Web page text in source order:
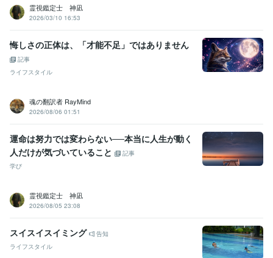
霊視鑑定士 神凪
2026/03/10 16:53
悔しさの正体は、「才能不足」ではありません
記事
ライフスタイル
魂の翻訳者 RayMind
2026/08/06 01:51
運命は努力では変わらない──本当に人生が動く
人だけが気づいていること
記事
学び
霊視鑑定士 神凪
2026/08/05 23:08
スイスイスイミング
告知
ライフスタイル